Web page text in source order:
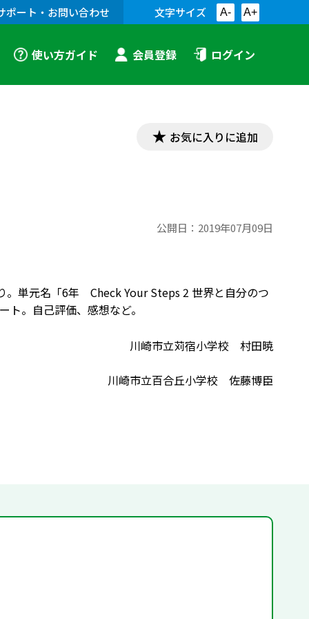
ポート・お問い合わせ 文字サイズ A- A+
使い方ガイド 会員登録 ログイン
お気に入りに追加
公開日： 2019年07月09日
。単元名「6年 Check Your Steps 2 世界と自分のつ
。自己評価、感想など。
川崎市立苅宿小学校 村田暁
川崎市立百合丘小学校 佐藤博臣